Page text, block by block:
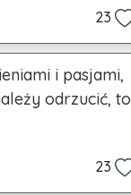
23
i pasjami,
odrzucić, to
23